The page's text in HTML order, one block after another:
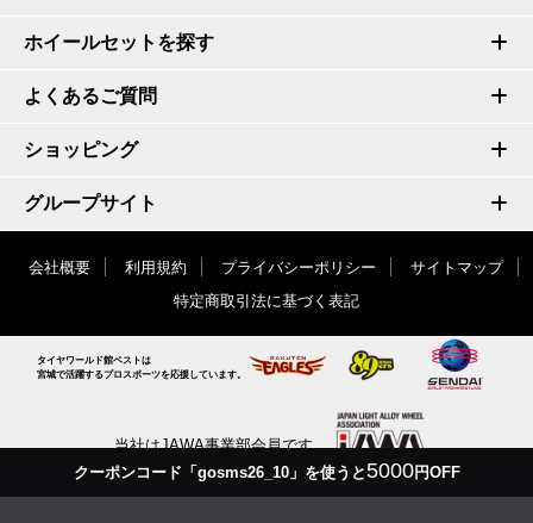
クーポンコード「gosms26_10」を使うと5000円OFF
ホイールセットを探す
よくあるご質問
ショッピング
グループサイト
会社概要 利用規約 プライバシーポリシー
サイトマップ
特定商取引法に基づく表記
タイヤワールド館ベストは
宮城で活躍するプロスポーツを応援しています。
当社はJAWA事業部会員です